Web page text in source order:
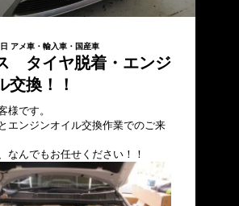
アメ車・輸入車・国産車
タイヤ脱着・エンジ
交換！！
様です。
エンジンオイル交換作業でのご来
なんでもお任せください！！